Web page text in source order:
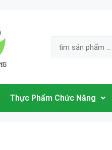
Thực Phẩm Chức Năng